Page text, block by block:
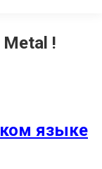
!
языке